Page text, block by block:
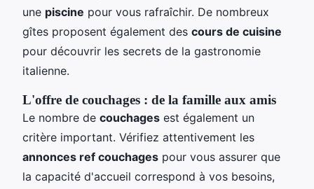
une piscine pour vous rafraîchir. De nombreux
gîtes proposent également des cours de cuisine
pour découvrir les secrets de la gastronomie
italienne.
L'offre de couchages : de la famille aux amis
Le nombre de couchages est également un
critère important. Vérifiez attentivement les
annonces ref couchages pour vous assurer que
la capacité d'accueil correspond à vos besoins,